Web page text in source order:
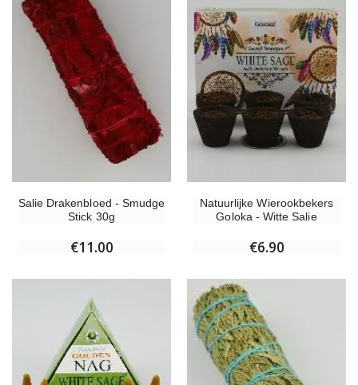
Salie Drakenbloed - Smudge
Stick 30g
€11.00
Natuurlijke Wierookbekers
Goloka - Witte Salie
€6.90